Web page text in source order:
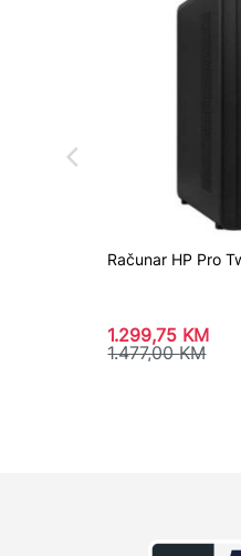
Računar HP Pro
1.299,75 KM
1.477,00KM